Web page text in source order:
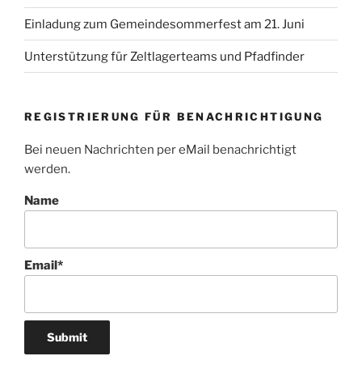
Einladung zum Gemeindesommerfest am 21. Juni
Unterstützung für Zeltlagerteams und Pfadfinder
REGISTRIERUNG FÜR BENACHRICHTIGUNG
Bei neuen Nachrichten per eMail benachrichtigt
werden.
Name
Email*